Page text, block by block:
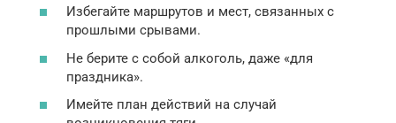
Избегайте маршрутов и мест, связанных с
прошлыми срывами.
Не берите с собой алкоголь, даже «для
праздника».
Имейте план действий на случай